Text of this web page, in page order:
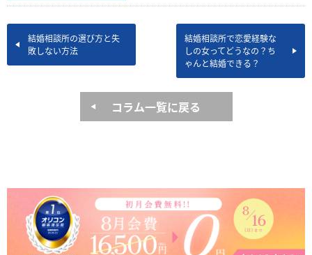
結婚相談所の選び方と失
敗しない方法
結婚相談所で恋愛経験な
しの女ってどうなの？ち
ゃんと結婚できる？
コラム一覧に戻る